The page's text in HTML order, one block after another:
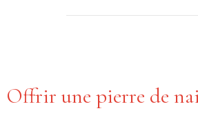
Offrir une pierre de